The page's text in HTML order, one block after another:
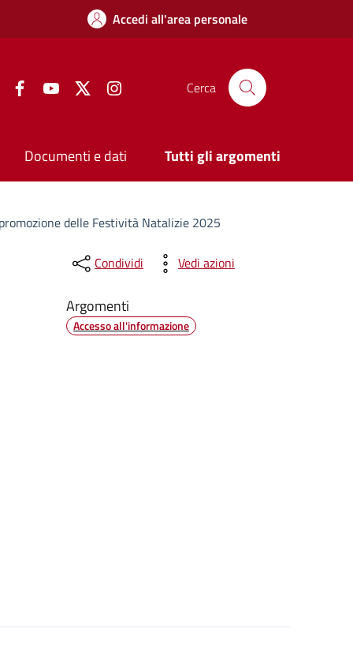
Accedi all'area personale
FacebookYouTube Twitter Cerca
Documenti e dati Tutti gli argomenti
delle Festività Natalizie 2025
Condividi Vedi azioni
Argomenti
Accesso all'informazione